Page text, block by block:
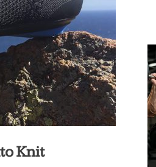
Knit
il remplacer les squats ?